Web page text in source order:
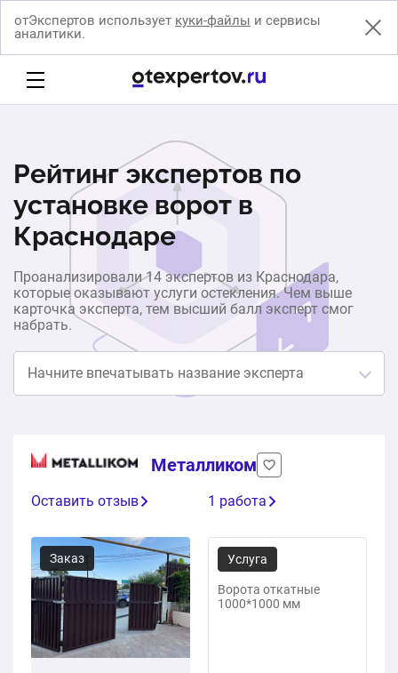
отЭкспертов использует куки-файлы и сервисы
аналитики.
Рейтинг экспертов по
установке ворот в
Краснодаре
Проанализировали 14 экспертов из Краснодара,
которые оказывают услуги остекления. Чем выше
карточка эксперта, тем высший балл эксперт смог
набрать.
Металликом
Оставить отзыв 1 работа
Заказ Услуга
Ворота откатные
1000*1000 мм